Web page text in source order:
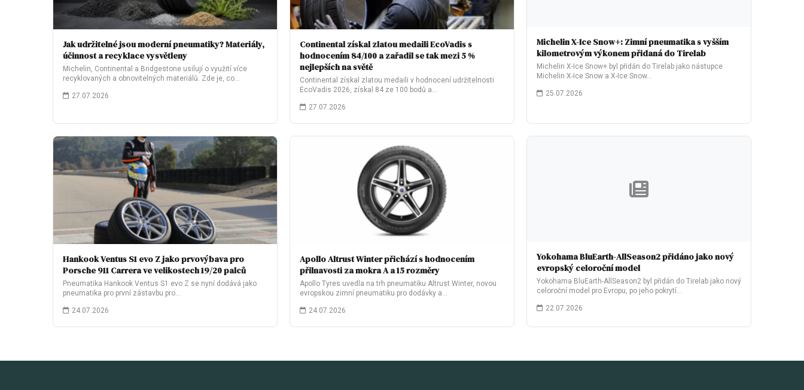
Jak udržitelné jsou moderní pneumatiky? Materiály,
účinnost a recyklace vysvětleny
Michelin, Continental a Bridgestone usilují o využití více
recyklovaných a obnovitelných materiálů. Zde je, co…
27.07.2026
Continental získal zlatou medaili EcoVadis s
hodnocením 84/100 a zařadil se tak mezi 5 %
nejlepších na světě
Continental získal zlatou medaili v hodnocení udržitelnosti
EcoVadis 2026, získal 84 ze 100 bodů a…
27.07.2026
Michelin X-Ice Snow+: Zimní pneumatika s vyšším
kilometrovým výkonem přidaná do Tirelab
Michelin X-Ice Snow+ byl přidán do Tirelab jako nástupce
Michelin X-Ice Snow a X-Ice Snow…
25.07.2026
Hankook Ventus S1 evo Z jako prvovýbava pro
Porsche 911 Carrera ve velikostech 19/20 palců
Pneumatika Hankook Ventus S1 evo Z se nyní dodává jako
pneumatika pro první zástavbu pro…
24.07.2026
Apollo Altrust Winter přichází s hodnocením
přilnavosti za mokra A a 15 rozměry
Apollo Tyres uvedla na trh pneumatiku Altrust Winter, novou
evropskou zimní pneumatiku pro dodávky a…
24.07.2026
Yokohama BluEarth-AllSeason2 přidáno jako nový
evropský celoroční model
Yokohama BluEarth-AllSeason2 byl přidán do Tirelab jako nový
celoroční model pro Evropu, po jeho pokrytí…
22.07.2026